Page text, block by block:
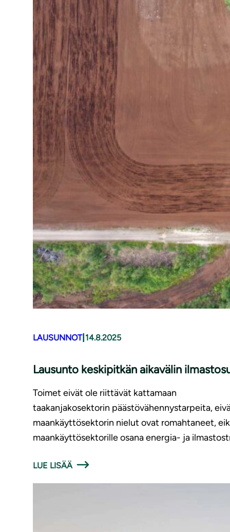
LAUSUNNOT| 14.8.2025
Lausunto keskipitkän aikavälin
Toimet eivät ole riittävät kattamaan
taakanjakosektorin päästövähennystarpeita,
maankäyttösektorin nielut ovat romahtaneet,
maankäyttösektorille osana energia- ja
LUE LISÄÄ